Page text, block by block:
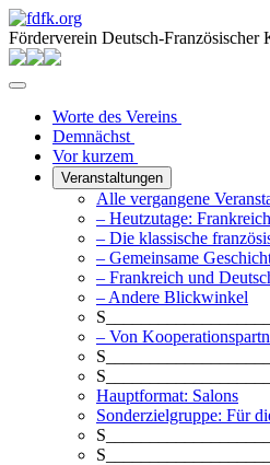
Förderverein Deutsch-Französischer
Worte des Vereins
Demnächst
Vor kurzem
Veranstaltungen
Alle vergangene
– Heutzutage:
– Die klassische
– Gemeinsame
– Frankreich und
– Andere Blickwinkel
– Von
Hauptformat: Salons
Sonderzielgruppe: Für